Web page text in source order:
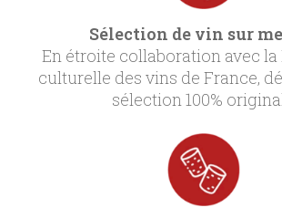
Sélection de vin sur
En étroite collaboration avec
culturelle des vins de France,
sélection 100%